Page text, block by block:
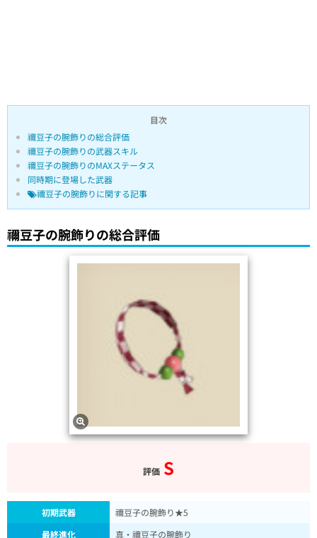
目次
禰豆子の腕飾りの総合評価
禰豆子の腕飾りの武器スキル
禰豆子の腕飾りのMAXステータス
同時期に登場した武器
禰豆子の腕飾りに関する記事
禰豆子の腕飾りの総合評価
評価 S
初期武器
禰豆子の腕飾り★5
最終進化
真・禰豆子の腕飾り